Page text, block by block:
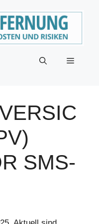
Menü
SMS-